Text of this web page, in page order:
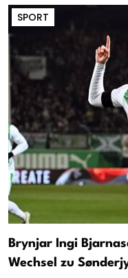
SPORT
Brynjar Ingi
Wechsel zu